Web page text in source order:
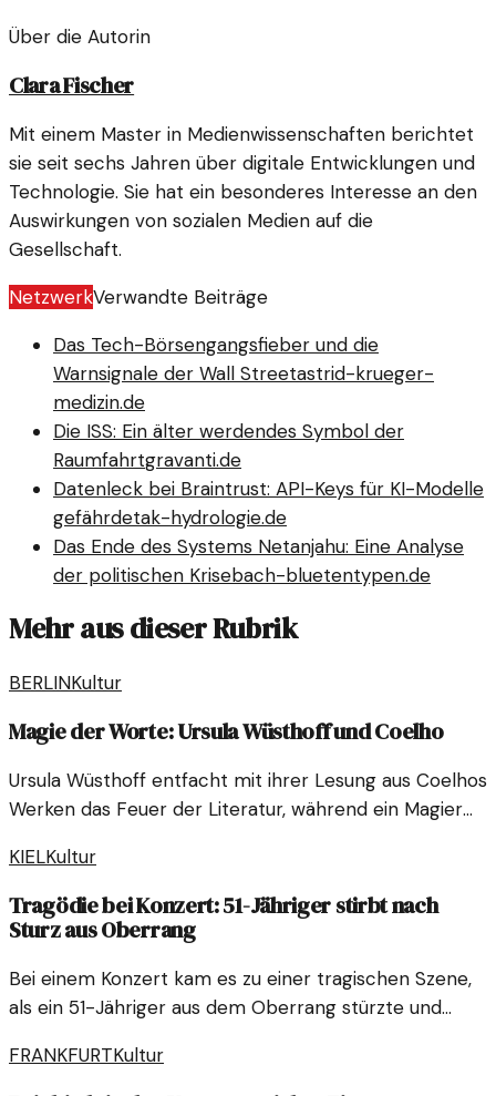
Über die Autorin
Clara Fischer
Mit einem Master in Medienwissenschaften berichtet
sie seit sechs Jahren über digitale Entwicklungen und
Technologie. Sie hat ein besonderes Interesse an den
Auswirkungen von sozialen Medien auf die
Gesellschaft.
NetzwerkVerwandte Beiträge
Das Tech-Börsengangsfieber und die
Warnsignale der Wall Streetastrid-krueger-
medizin.de
Die ISS: Ein älter werdendes Symbol der
Raumfahrtgravanti.de
Datenleck bei Braintrust: API-Keys für KI-Modelle
gefährdetak-hydrologie.de
Das Ende des Systems Netanjahu: Eine Analyse
der politischen Krisebach-bluetentypen.de
Mehr aus dieser Rubrik
BERLINKultur
Magie der Worte: Ursula Wüsthoff und Coelho
Ursula Wüsthoff entfacht mit ihrer Lesung aus Coelhos
Werken das Feuer der Literatur, während ein Magier
KIELKultur
Tragödie bei Konzert: 51-Jähriger stirbt nach
Sturz aus Oberrang
Bei einem Konzert kam es zu einer tragischen Szene,
als ein 51-Jähriger aus dem Oberrang stürzte und
Veranstaltungen auf.
FRANKFURTKultur